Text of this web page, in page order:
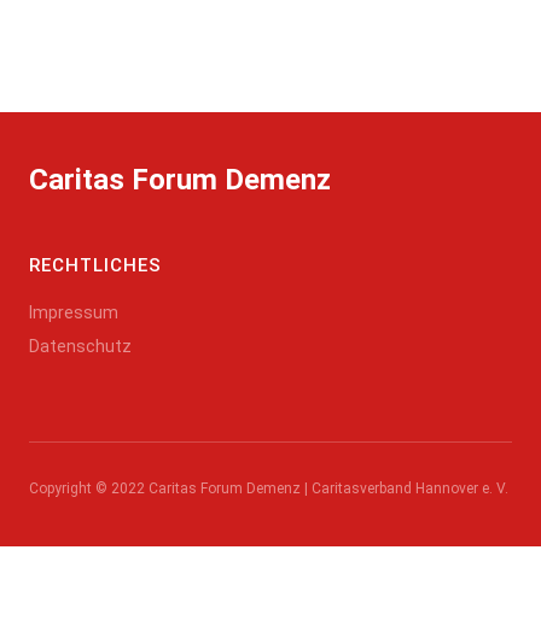
Caritas Forum Demenz
RECHTLICHES
Impressum
Datenschutz
Copyright © 2022 Caritas Forum Demenz | Caritasverband Hannover e. V